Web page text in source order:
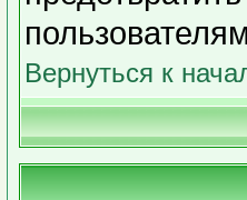
Вернуться к